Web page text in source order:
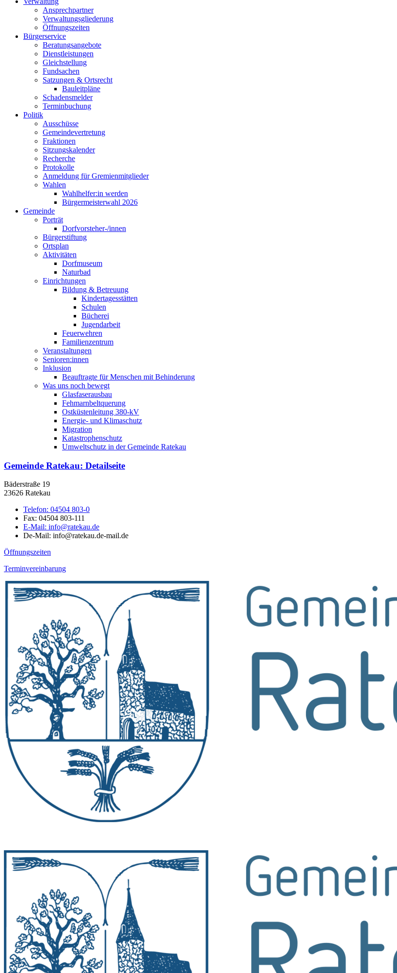
Ansprechpartner
Verwaltungsgliederung
Öffnungszeiten
Bürgerservice
Beratungsangebote
Dienstleistungen
Gleichstellung
Fundsachen
Satzungen & Ortsrecht
Bauleitpläne
Schadensmelder
Terminbuchung
Politik
Ausschüsse
Gemeindevertretung
Fraktionen
Sitzungskalender
Recherche
Protokolle
Anmeldung für Gremienmitglieder
Wahlen
Wahlhelfer:in werden
Bürgermeisterwahl 2026
Gemeinde
Porträt
Dorfvorsteher-/innen
Bürgerstiftung
Ortsplan
Aktivitäten
Dorfmuseum
Naturbad
Einrichtungen
Bildung & Betreuung
Kindertagesstätten
Schulen
Bücherei
Jugendarbeit
Feuerwehren
Familienzentrum
Veranstaltungen
Senioren:innen
Inklusion
Beauftragte für Menschen mit Behinderung
Was uns noch bewegt
Glasfaserausbau
Fehmarnbeltquerung
Ostküstenleitung 380-kV
Energie- und Klimaschutz
Migration
Katastrophenschutz
Umweltschutz in der Gemeinde Ratekau
Gemeinde Ratekau: Detailseite
Bäderstraße 19
23626 Ratekau
Telefon: 04504 803-0
Fax: 04504 803-111
E-Mail: info@ratekau.de
De-Mail: info@ratekau.de-mail.de
Öffnungszeiten
Terminvereinbarung